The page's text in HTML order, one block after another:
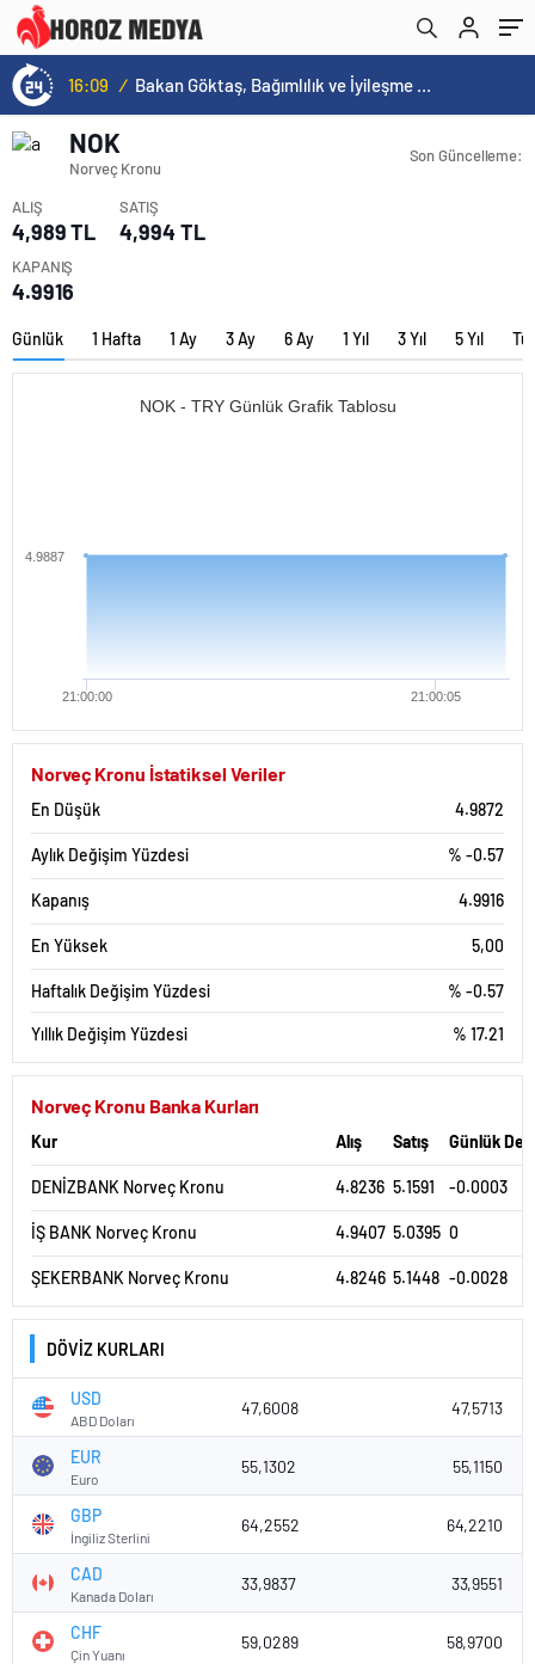
16:09 / Bakan Göktaş, Bağımlılık ve İyileşme Konulu Kadın Forumu’nda konuştu:
NOK
Norveç Kronu
Son Güncelleme:
ALIŞ
4,989 TL
SATIŞ
4,994 TL
KAPANIŞ
4.9916
Günlük 1 Hafta 1 Ay 3 Ay 6 Ay 1 Yıl 3 Yıl 5 Yıl
NOK - TRY Günlük Grafik Tablosu
21:00:00 21:00:05
4.9887
Norveç Kronu İstatiksel Veriler
En Düşük 4.9872
Aylık Değişim Yüzdesi % -0.57
Kapanış 4.9916
En Yüksek 5,00
Haftalık Değişim Yüzdesi % -0.57
Yıllık Değişim Yüzdesi % 17.21
Norveç Kronu Banka Kurları
Kur Alış Satış Günlük
DENİZBANK Norveç Kronu 4.8236 5.1591 -0.0003
İŞ BANK Norveç Kronu 4.9407 5.0395 0
ŞEKERBANK Norveç Kronu 4.8246 5.1448 -0.0028
DÖVİZ KURLARI
USD
ABD Doları
47,6008 47,5713
EUR
Euro
55,1302 55,1150
GBP
İngiliz Sterlini
64,2552 64,2210
CAD
Kanada Doları
33,9837 33,9551
CHF
Çin Yuanı
59,0289 58,9700